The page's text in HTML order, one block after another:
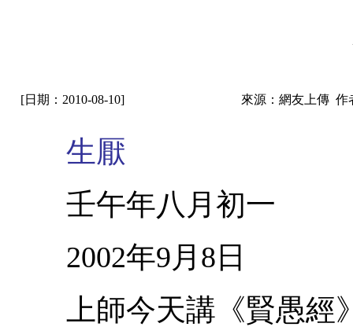
[日期：2010-08-10] 來源：網友上傳 作
生厭
壬午年八月初一
2002年9月8日
上師今天講《賢愚經